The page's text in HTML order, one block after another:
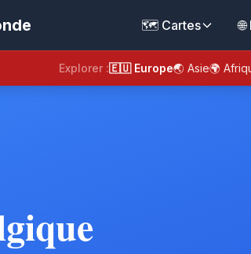
🗺️ Cartes
Explorer :🇪🇺 Europe🌏 Asie🌍